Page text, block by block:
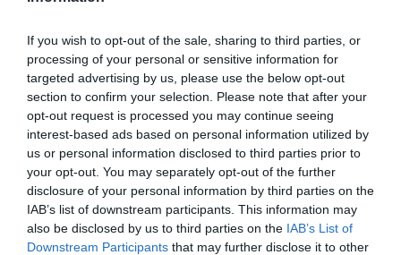
If you wish to opt-out of the sale, sharing to third parties, or
processing of your personal or sensitive information for
targeted advertising by us, please use the below opt-out
section to confirm your selection. Please note that after your
opt-out request is processed you may continue seeing
interest-based ads based on personal information utilized by
us or personal information disclosed to third parties prior to
your opt-out. You may separately opt-out of the further
disclosure of your personal information by third parties on the
IAB’s list of downstream participants. This information may
also be disclosed by us to third parties on the IAB’s List of
Downstream Participants that may further disclose it to other